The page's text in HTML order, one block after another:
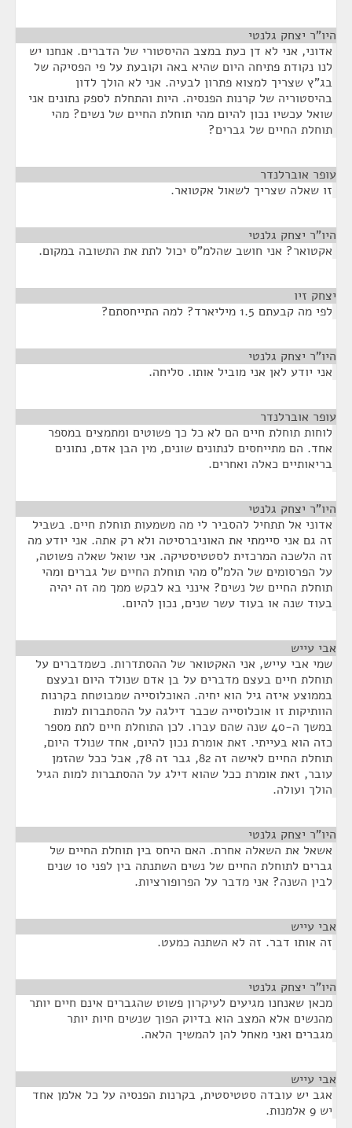
היו"ר יצחק גלנטי
אדוני, אני לא דן כעת במצב ההיסטורי של הדברים. אנחנו יש
לנו נקודת פתיחה היום שהיא באה וקובעת על פי הפסיקה של
בג"ץ שצריך למצוא פתרון לבעיה. אני לא הולך לדון
בהיסטוריה של קרנות הפנסיה. היות והתחלת לספק נתונים אני
שואל עכשיו נכון להיום מהי תוחלת החיים של נשים? מהי
תוחלת החיים של גברים?
עופר אוברלנדר
זו שאלה שצריך לשאול אקטואר.
היו"ר יצחק גלנטי
אקטואר? אני חושב שהלמ"ס יכול לתת את התשובה במקום.
יצחק זיו
לפי מה קבעתם 1.5 מיליארד? למה התייחסתם?
היו"ר יצחק גלנטי
אני יודע לאן אני מוביל אותו. סליחה.
עופר אוברלנדר
לוחות תוחלת חיים הם לא כל כך פשוטים ומתמצים במספר
אחד. הם מתייחסים לנתונים שונים, מין הבן אדם, נתונים
בריאותיים כאלה ואחרים.
היו"ר יצחק גלנטי
אדוני אל תתחיל להסביר לי מה משמעות תוחלת חיים. בשביל
זה גם אני סיימתי את האוניברסיטה ולא רק אתה. אני יודע מה
זה הלשכה המרכזית לסטטיסטיקה. אני שואל שאלה פשוטה,
על הפרסומים של הלמ"ס מהי תוחלת החיים של גברים ומהי
תוחלת החיים של נשים? אינני בא לבקש ממך מה זה יהיה
בעוד שנה או בעוד עשר שנים, נכון להיום.
אבי עייש
שמי אבי עייש, אני האקטואר של ההסתדרות. כשמדברים על
תוחלת חיים בעצם מדברים על בן אדם שנולד היום ובעצם
בממוצע איזה גיל הוא יחיה. האוכלוסייה שמבוטחת בקרנות
הוותיקות זו אוכלוסייה שכבר דילגה על ההסתברות למות
במשך ה-40 שנה שהם עברו. לכן התוחלת חיים לתת מספר
כזה הוא בעייתי. זאת אומרת נכון להיום, אחד שנולד היום,
תוחלת החיים לאישה זה 82, גבר זה 78, אבל ככל שהזמן
עובר, זאת אומרת ככל שהוא דילג על ההסתברות למות הגיל
הולך ועולה.
היו"ר יצחק גלנטי
אשאל את השאלה אחרת. האם היחס בין תוחלת החיים של
גברים לתוחלת החיים של נשים השתנתה בין לפני 10 שנים
לבין השנה? אני מדבר על הפרופורציות.
אבי עייש
זה אותו דבר. זה לא השתנה כמעט.
היו"ר יצחק גלנטי
מכאן שאנחנו מגיעים לעיקרון פשוט שהגברים אינם חיים יותר
מהנשים אלא המצב הוא בדיוק הפוך שנשים חיות יותר
מגברים ואני מאחל להן להמשיך הלאה.
אבי עייש
אגב יש עובדה סטטיסטית, בקרנות הפנסיה על כל אלמן אחד
יש 9 אלמנות.